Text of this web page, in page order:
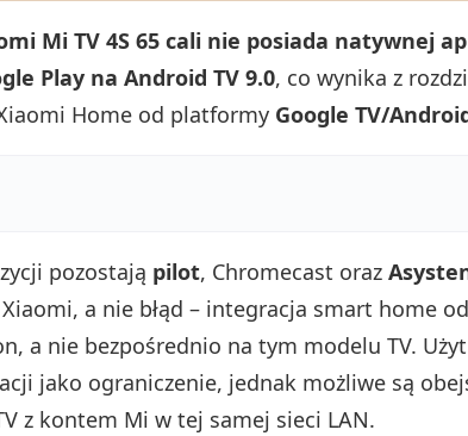
Mi TV 4S 65 cali nie posiada natywnej
Play na Android TV 9.0, co wynika z
Home od platformy Google TV/
pozostają pilot, Chromecast oraz
a nie błąd – integracja smart home
a nie bezpośrednio na tym modelu TV.
jako ograniczenie, jednak możliwe są
z kontem Mi w tej samej sieci LAN.